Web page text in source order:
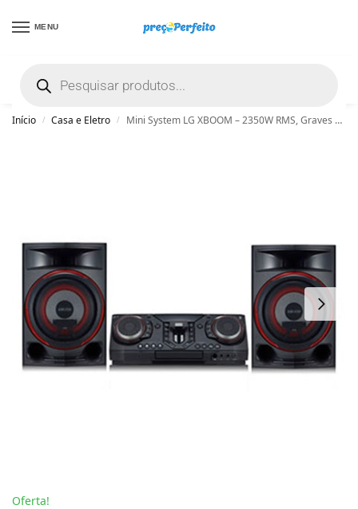
MENU
Início / Casa e Eletro / Mini System LG XBOOM – 2350W RMS, Graves Potentes, Karaokê, DJ Set e Party Speaker – CL87 – CL87
Oferta!